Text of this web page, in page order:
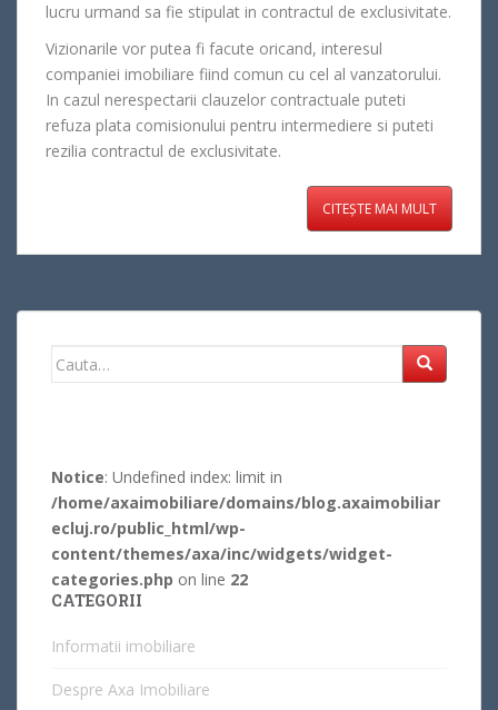
lucru urmand sa fie stipulat in contractul de exclusivitate.
Vizionarile vor putea fi facute oricand, interesul
companiei imobiliare fiind comun cu cel al vanzatorului.
In cazul nerespectarii clauzelor contractuale puteti
refuza plata comisionului pentru intermediere si puteti
rezilia contractul de exclusivitate.
CITEȘTE MAI MULT
Search
Notice: Undefined index: limit in
/home/axaimobiliare/domains/blog.axaimobiliar
ecluj.ro/public_html/wp-
content/themes/axa/inc/widgets/widget-
categories.php on line 22
CATEGORII
Informatii imobiliare
Despre Axa Imobiliare